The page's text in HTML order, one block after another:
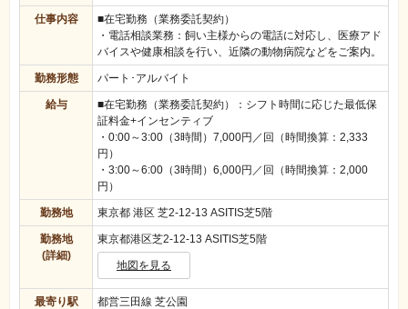
仕事内容
■在宅勤務（業務委託契約）
・電話相談業務：飼い主様からの電話に対応し、医療アド
バイスや健康相談を行い、近隣の動物病院などをご案内。
勤務形態 パート･アルバイト
給与
■在宅勤務（業務委託契約）：シフト時間に応じた最低保
証料金+インセンティブ
・0:00～3:00（3時間）7,000円／回（時間換算：2,333
円）
・3:00～6:00（3時間）6,000円／回（時間換算：2,000
円）
勤務地 東京都 港区 芝2-12-13 ASITIS芝5階
勤務地
(詳細)
東京都港区芝2-12-13 ASITIS芝5階
地図を見る
最寄り駅
都営三田線 芝公園